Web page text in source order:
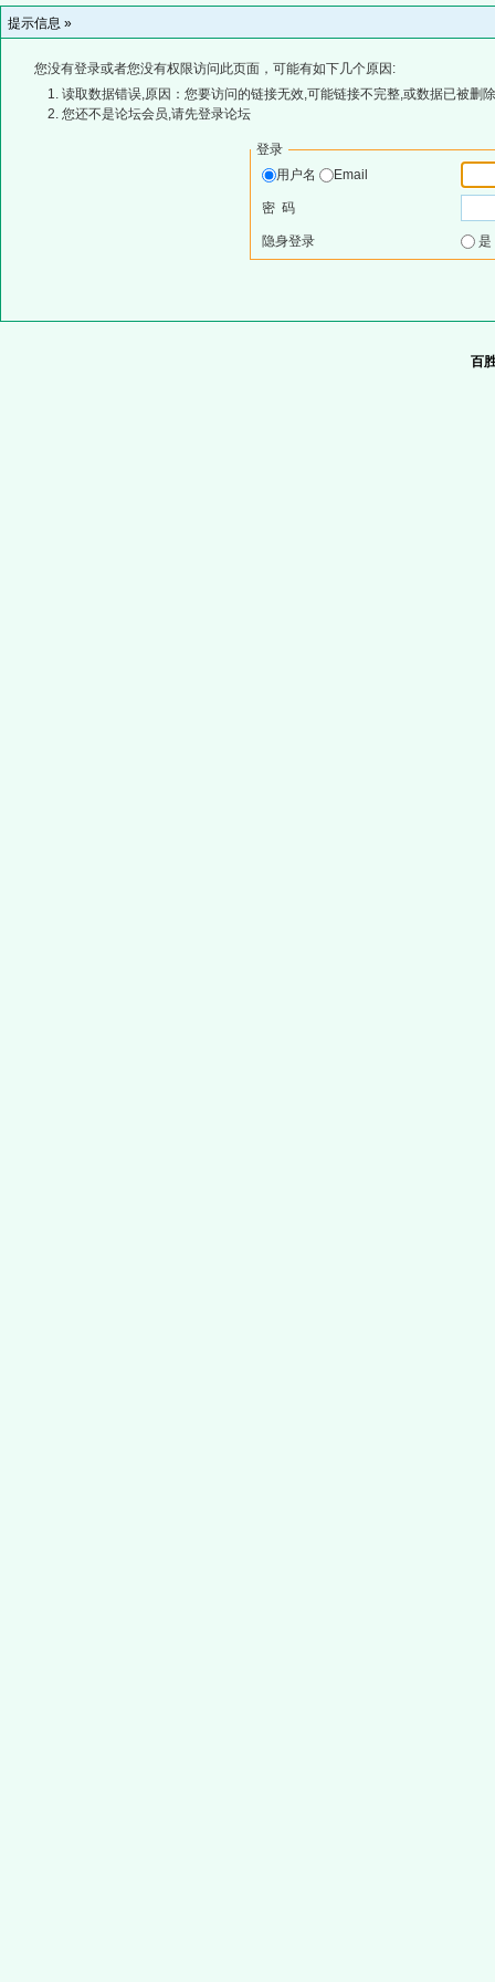
提示信息 »
您没有登录或者您没有权限访问此页面，可能有如下几个原因:
读取数据错误,原因：您要访问的链接无效,可能链接不完整,或数据已被删
您还不是论坛会员,请先登录论坛
登录
用户名
Email
密 码
隐身登录
百